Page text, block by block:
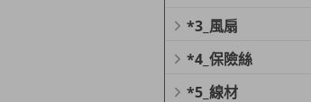
*3_風扇
*4_保險絲
*5_線材